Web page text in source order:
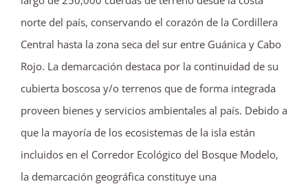
norte del país, conservando el corazón de la Cordillera
Central hasta la zona seca del sur entre Guánica y Cabo
Rojo. La demarcación destaca por la continuidad de su
cubierta boscosa y/o terrenos que de forma integrada
proveen bienes y servicios ambientales al país. Debido a
que la mayoría de los ecosistemas de la isla están
incluidos en el Corredor Ecológico del Bosque Modelo,
la demarcación geográfica constituye una